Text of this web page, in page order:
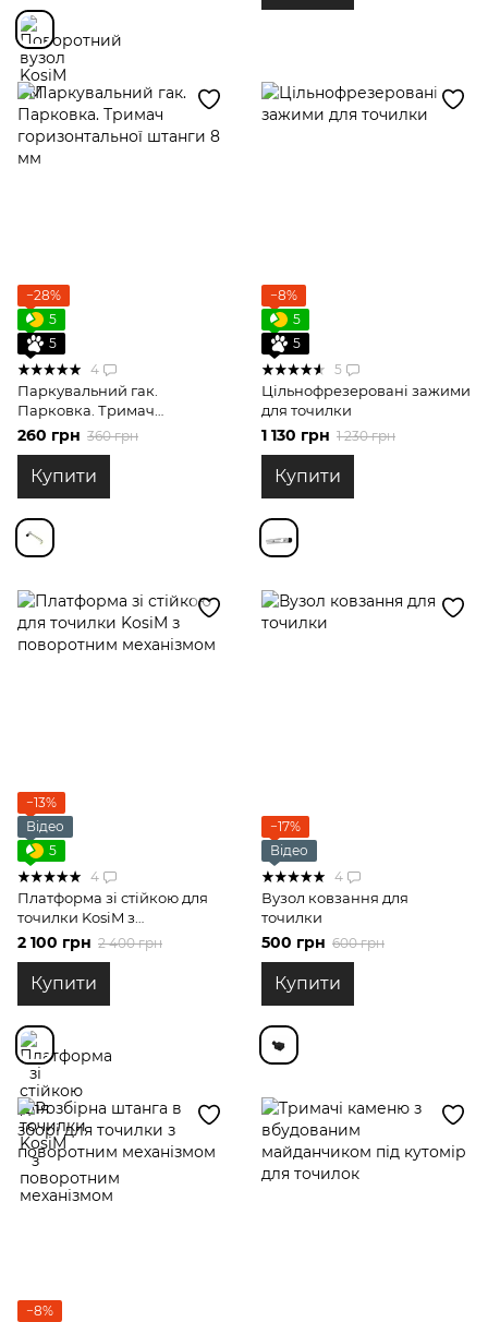
−28%
5
5
4
Паркувальний гак.
Парковка. Тримач
горизонтальної штанги 8
260 грн 360 грн
Купити
−8%
5
5
5
Цільнофрезеровані зажими
для точилки
1 130 грн 1 230 грн
Купити
−13%
Відео
5
4
Платформа зі стійкою для
точилки KosiM з
поворотним механізмом
2 100 грн 2 400 грн
Купити
−17%
Відео
4
Вузол ковзання для
точилки
500 грн 600 грн
Купити
−8%